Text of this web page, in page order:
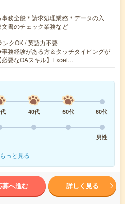
務全般＊請求処理業務＊データの入
書のチェック業務など
クOK / 英語力不要
務経験がある方＆タッチタイピングが
要なOAスキル】Excel…
40代 50代
60代
男性
もっと見る
募へ進む 詳しく見る